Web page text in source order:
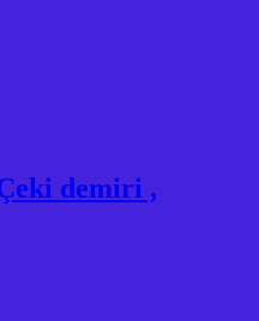
demiri ,